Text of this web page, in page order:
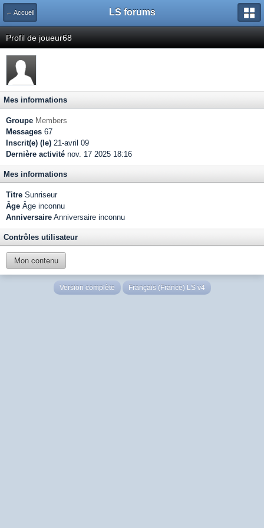
← Accueil LS forums
Profil de joueur68
Mes informations
Groupe Members
Messages 67
Inscrit(e) (le) 21-avril 09
Dernière activité nov. 17 2025 18:16
Mes informations
Titre Sunriseur
Âge Âge inconnu
Anniversaire Anniversaire inconnu
Contrôles utilisateur
Mon contenu
Version complète Français (France) LS v4